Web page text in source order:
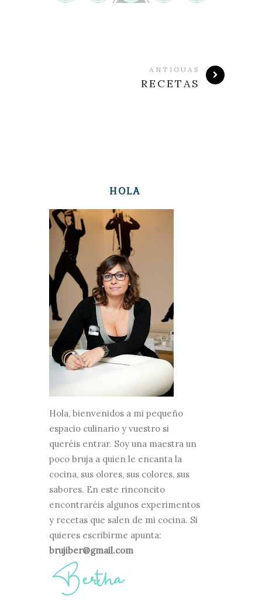
ANTIGUAS
RECETAS
HOLA
Hola, bienvenidos a mi pequeño
espacio culinario y vuestro si
queréis entrar. Soy una maestra un
poco bruja a quien le encanta la
cocina, sus olores, sus colores, sus
sabores. En este rinconcito
encontraréis algunos experimentos
y recetas que salen de mi cocina. Si
quieres escribirme apunta:
brujiber@gmail.com